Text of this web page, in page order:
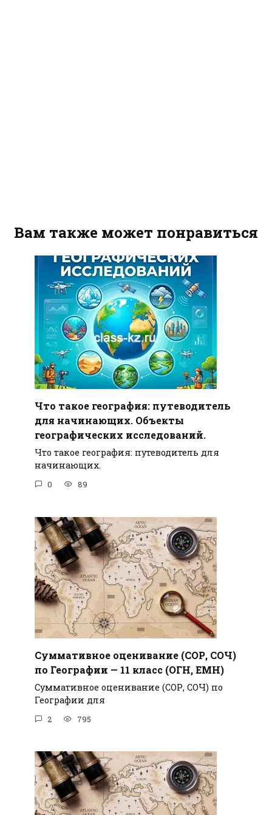
Вам также может понравиться
Что такое география: путеводитель
для начинающих. Объекты
географических исследований.
Что такое география: путеводитель для
начинающих.
0 89
Суммативное оценивание (СОР, СОЧ)
по Географии — 11 класс (ОГН, ЕМН)
Суммативное оценивание (СОР, СОЧ) по
Географии для
2 795